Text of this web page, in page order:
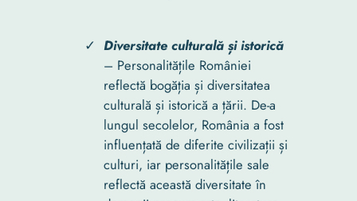
Diversitate culturală și istorică
– Personalitățile României
reflectă bogăția și diversitatea
culturală și istorică a țării. De-a
lungul secolelor, România a fost
influențată de diferite civilizații și
culturi, iar personalitățile sale
reflectă această diversitate în